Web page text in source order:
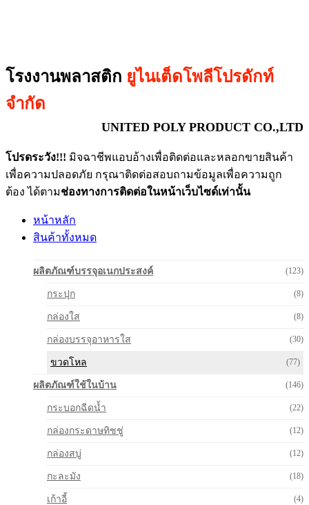
โรงงานพลาสติก ยูไนเต็ดโพลีโปรดักท์
จำกัด
UNITED POLY PRODUCT CO.,LTD
โปรดระวัง!!! มิจฉาชีพแอบอ้างเพื่อติดต่อและหลอกขายสินค้า
เพื่อความปลอดภัย กรุณาติดต่อสอบถามข้อมูลเพื่อความถูก
ต้อง ได้ตามช่องทางการติดต่อในหน้าเว็บไซด์เท่านั้น
หน้าหลัก
สินค้าทั้งหมด
ผลิตภัณฑ์บรรจุอเนกประสงค์ (123)
กระปุก (8)
กล่องใส (8)
กล่องบรรจุอาหารใส (30)
ขวดโหล (77)
ผลิตภัณฑ์ใช้ในบ้าน (146)
กระบอกฉีดน้ำ (22)
กล่องกระดาษทิชชู่ (12)
กล่องสบู่ (12)
กะละมัง (18)
เก้าอี้ (4)